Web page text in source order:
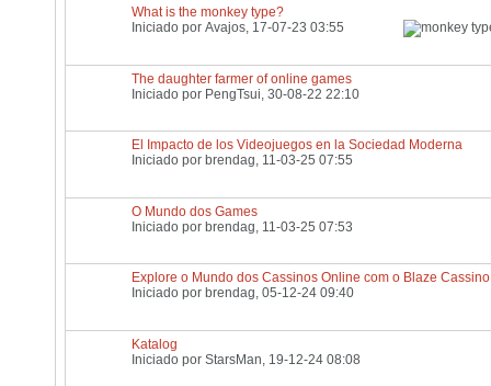
What is the monkey type?
Iniciado por Avajos, 17-07-23 03:55
The daughter farmer of online games
Iniciado por PengTsui , 30-08-22 22:10
El Impacto de los Videojuegos en la Sociedad Moderna
Iniciado por brendag, 11-03-25 07:55
O Mundo dos Games
Iniciado por brendag , 11-03-25 07:53
Explore o Mundo dos Cassinos Online com o Blaze
Iniciado por brendag, 05-12-24 09:40
Katalog
Iniciado por StarsMan , 19-12-24 08:08